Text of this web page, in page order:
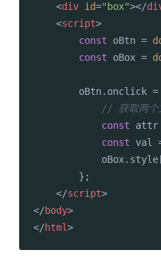
<div id="box"></
<script>
const oBtn =
const oBox =
        oBtn.
onclick =
// 获取两个
const attr
const val
            oBox.
style
        };
</script>
</body>
</html>